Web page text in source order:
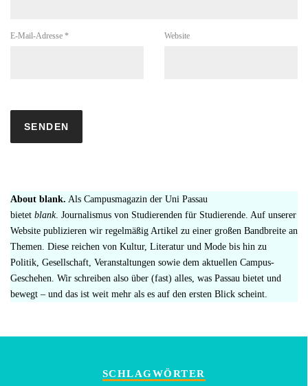
E-Mail-Adresse * Website
About blank. Als Campusmagazin der Uni Passau
bietet blank. Journalismus von Studierenden für Studierende. Auf unserer
Website publizieren wir regelmäßig Artikel zu einer großen Bandbreite an
Themen. Diese reichen von Kultur, Literatur und Mode bis hin zu
Politik, Gesellschaft, Veranstaltungen sowie dem aktuellen Campus-
Geschehen. Wir schreiben also über (fast) alles, was Passau bietet und
bewegt – und das ist weit mehr als es auf den ersten Blick scheint.
SCHLAGWÖRTER